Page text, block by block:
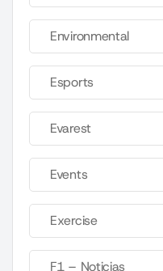
Environmental
Esports
Evarest
Events
Exercise
F1 – Noticias